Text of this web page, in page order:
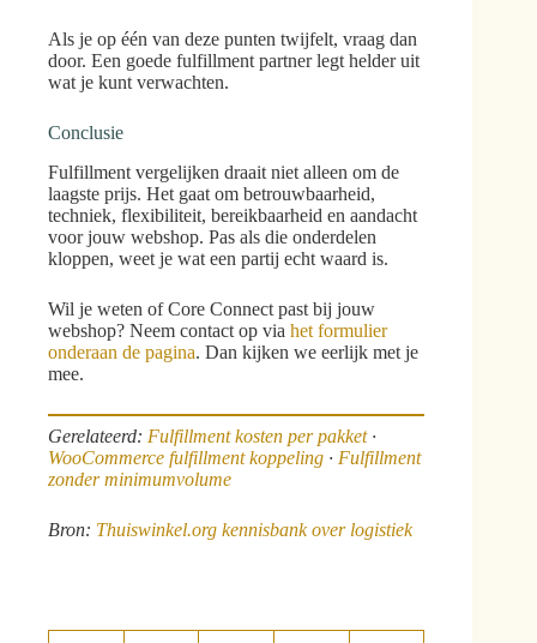
Als je op één van deze punten twijfelt, vraag dan
door. Een goede fulfillment partner legt helder uit
wat je kunt verwachten.
Conclusie
Fulfillment vergelijken draait niet alleen om de
laagste prijs. Het gaat om betrouwbaarheid,
techniek, flexibiliteit, bereikbaarheid en aandacht
voor jouw webshop. Pas als die onderdelen
kloppen, weet je wat een partij echt waard is.
Wil je weten of Core Connect past bij jouw
webshop? Neem contact op via het formulier
onderaan de pagina. Dan kijken we eerlijk met je
mee.
Gerelateerd: Fulfillment kosten per pakket·
WooCommerce fulfillment koppeling · Fulfillment
zonder minimumvolume
Bron: Thuiswinkel.org kennisbank over logistiek